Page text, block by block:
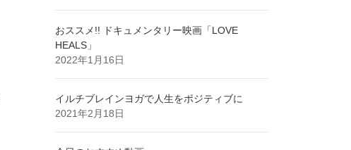
おススメ!! ドキュメンタリー映画「LOVE
HEALS」
2022年1月16日
イルチブレインヨガで人生をポジティブに
2021年2月18日